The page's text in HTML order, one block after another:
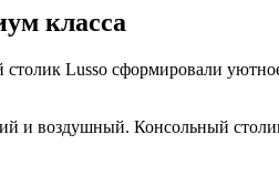
класса
Lusso сформировали
воздушный. Консольный